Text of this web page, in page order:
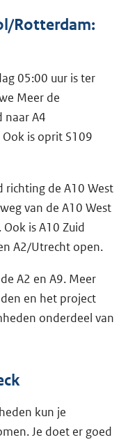
Rotterdam:
05:00 uur is ter
Meer de
naar A4
is oprit S109
richting de A10 West
van de A10 West
is A10 Zuid
A2/Utrecht open.
A2 en A9. Meer
en het project
onderdeel van
kun je
Je doet er goed